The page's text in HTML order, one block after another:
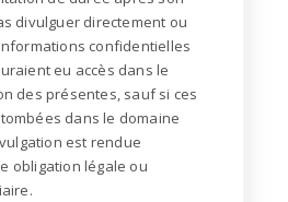
divulguer directement ou
confidentielles
eu accès dans le
des présentes, sauf si ces
dans le domaine
est rendue
obligation légale ou